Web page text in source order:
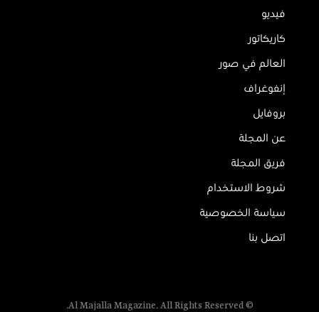
فيديو
كاريكاتور
العالم في صور
إنفوغراف
بروفايل
عن المجلة
فريق المجلة
شروط الاستخدام
سياسة الخصوصية
اتصل بنا
© Al Majalla Magazine. All Rights Reserved.